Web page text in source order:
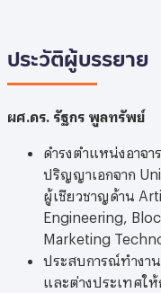
ประวัติผู้บรรยาย
ผศ.ดร. รัฐกร พูลทรัพย์
ดำรงตำแหน่งอาจ
ปริญญาเอกจาก
ผู้เชียวชาญด้าน
Engineering,
Marketing
ประสบการณ์ทำงา
และต่างประเทศใ